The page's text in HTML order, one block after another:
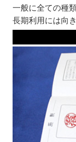
■カートへの入力の方法
・書体をお選びください。
ください。通常、姓か名
同じ系統でも名前が違う
書体名の頭にKがついて
お好みの書体をみつけて
銀行印にオススメ！
印鑑の文字の読みやすさ
もちろん、認印におすす
一般に全ての種
長期利用には向